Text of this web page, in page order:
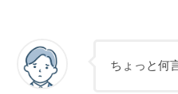
ちょっと何